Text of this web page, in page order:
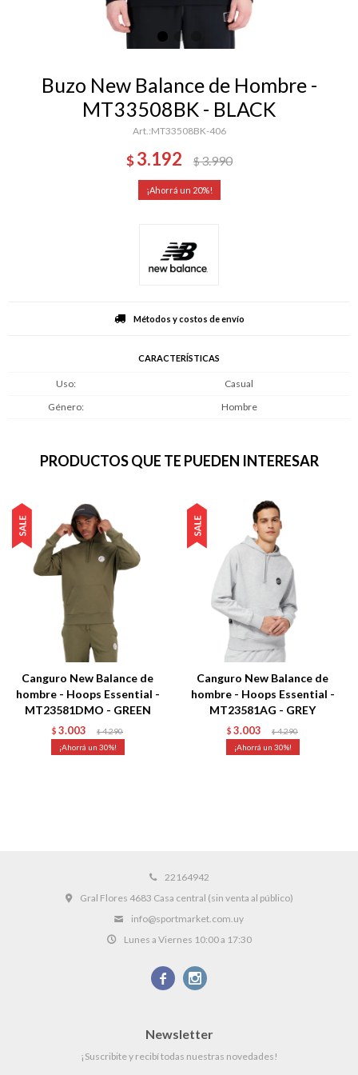
Buzo New Balance de Hombre -
MT33508BK - BLACK
MT33508BK-406
$ 3.192 $3.990
20
Métodos y costos de envío
CARACTERÍSTICAS
Uso
Casual
Género
Hombre
PRODUCTOS QUE TE PUEDEN INTERESAR
Canguro New Balance de
hombre - Hoops Essential -
MT23581DMO - GREEN
$ 3.003 $ 4.290
30
Canguro New Balance de
hombre - Hoops Essential -
MT23581AG - GREY
$ 3.003 $ 4.290
30
22164942
Gral Flores 4683 Casa central (sin venta al público)
info@sportmarket.com.uy
Lunes a Viernes 10:00 a 17:30
 
Newsletter
¡Suscribite y recibí todas nuestras novedades!